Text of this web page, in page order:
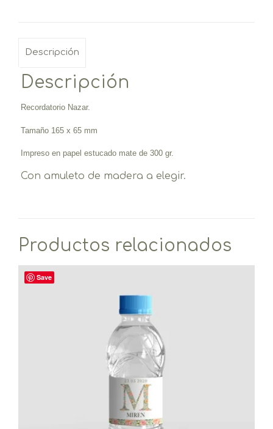
Descripción
Descripción
Recordatorio Nazar.
Tamaño 165 x 65 mm
Impreso en papel estucado mate de 300 gr.
Con amuleto de madera a elegir.
Productos relacionados
Save